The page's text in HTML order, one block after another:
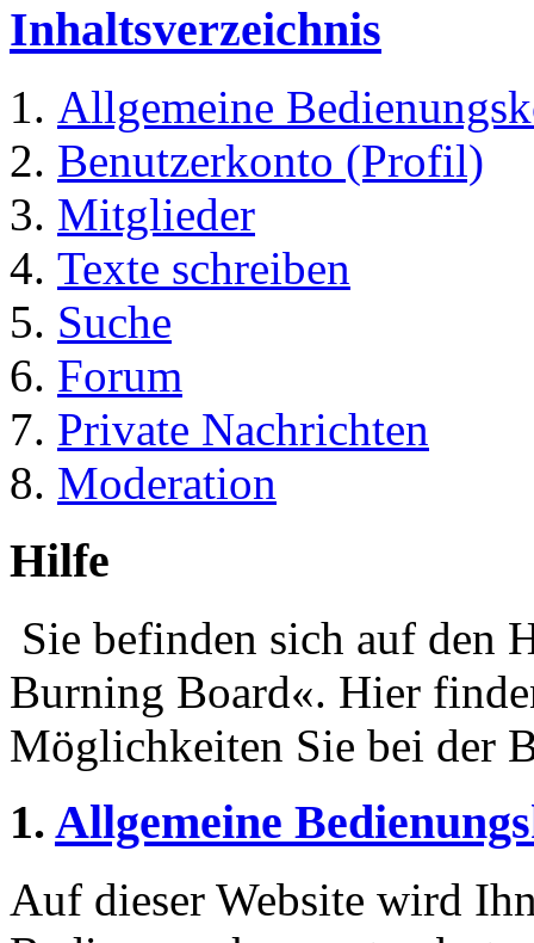
Inhaltsverzeichnis
Allgemeine
Benutzerkonto (Profil)
Mitglieder
Texte schreiben
Suche
Forum
Private Nachrichten
Moderation
Hilfe
Sie befinden sich auf den
Burning Board«. Hier
Möglichkeiten Sie bei der
1. Allgemeine
Auf dieser Website wird